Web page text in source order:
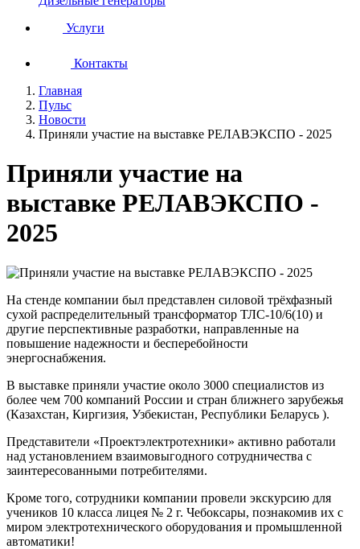
Услуги
Контакты
Главная
Пульс
Новости
Приняли участие на выставке РЕЛАВЭКСПО - 2025
Приняли участие на
выставке РЕЛАВЭКСПО -
2025
На стенде компании был представлен силовой трёхфазный
сухой распределительный трансформатор ТЛС-10/6(10) и
другие перспективные разработки, направленные на
повышение надежности и бесперебойности
энергоснабжения.
В выставке приняли участие около 3000 специалистов из
более чем 700 компаний России и стран ближнего зарубежья
(Казахстан, Киргизия, Узбекистан, Республики Беларусь ).
Представители «Проектэлектротехники» активно работали
над установлением взаимовыгодного сотрудничества с
заинтересованными потребителями.
Кроме того, сотрудники компании провели экскурсию для
учеников 10 класса лицея № 2 г. Чебоксары, познакомив их с
миром электротехнического оборудования и промышленной
автоматики!